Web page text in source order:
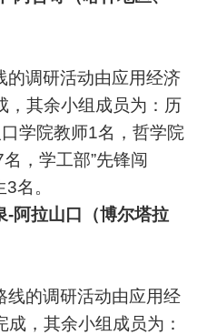
的调研活动由应用经济
，其余小组成员为：历
学院教师1名，哲学院
，学工部”先锋闯
名。
-阿拉山口（博尔塔拉
线的调研活动由应用经
，其余小组成员为：